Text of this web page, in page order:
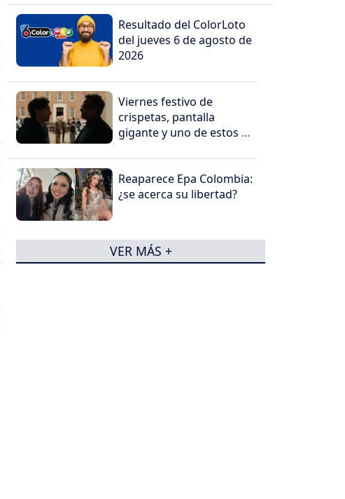
Resultado del ColorLoto
del jueves 6 de agosto de
2026
Viernes festivo de
crispetas, pantalla
gigante y uno de estos 5
Reaparece Epa Colombia:
¿se acerca su libertad?
VER MÁS +